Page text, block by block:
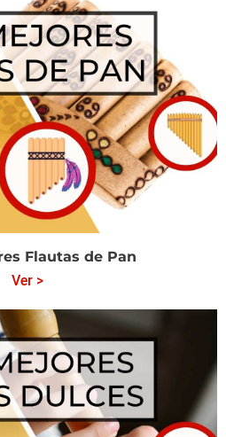
Flautas de Pan
Ver >